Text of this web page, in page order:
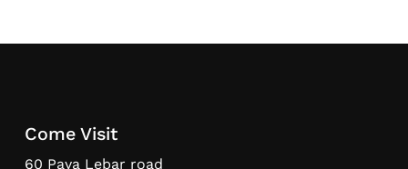
Come Visit
60 Paya Lebar road